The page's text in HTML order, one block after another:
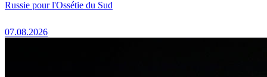
Russie pour l'Ossétie du Sud
07.08.2026